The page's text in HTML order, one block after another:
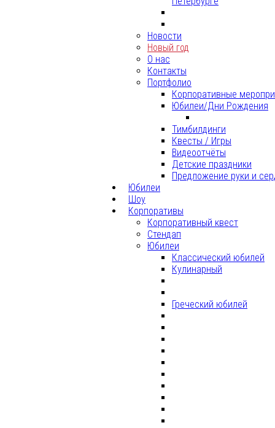
Новости
Новый год
О нас
Контакты
Портфолио
Корпоративные
Юбилеи/Дни Рождения
Тимбилдинги
Квесты / Игры
Видеоотчёты
Детские праздники
Предложение руки и
Юбилеи
Шоу
Корпоративы
Корпоративный квест
Стендап
Юбилеи
Классический юбилей
Кулинарный
Греческий юбилей